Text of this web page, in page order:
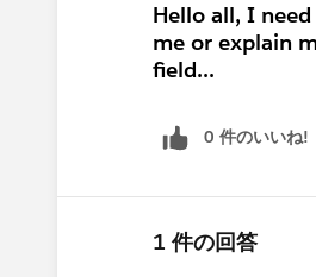
Hello all, I
me or explain
field...
0 件のいいね!
1 件の回答